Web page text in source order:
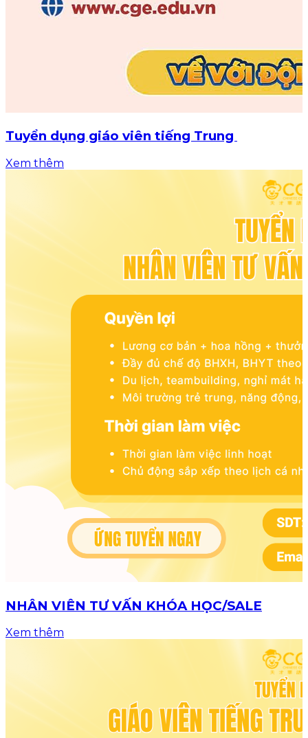
Tuyển dụng giáo viên tiếng Trung
Xem thêm
NHÂN VIÊN TƯ VẤN KHÓA HỌC/SALE
Xem thêm